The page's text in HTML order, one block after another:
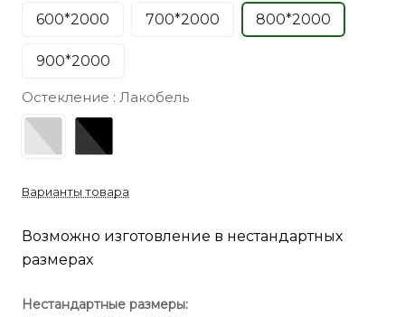
600*2000
700*2000 800*2000
900*2000
Остекление : Лакобель
Варианты товара
Возможно изготовление в нестандартных
размерах
Нестандартные размеры: